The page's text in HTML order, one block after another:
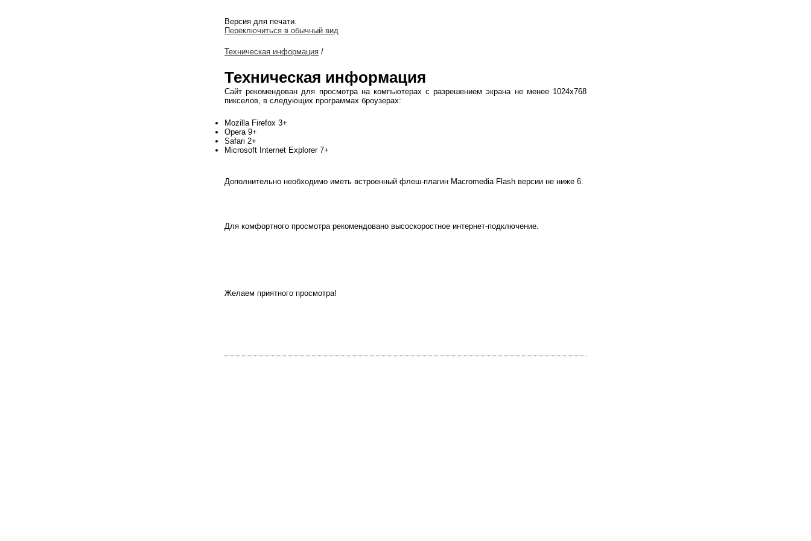
Версия для печати.
Переключиться в обычный вид
Техническая информация /
Техническая информация
Сайт рекомендован для просмотра на компьютерах с разрешением экрана не менее 1024х768
пикселов, в следующих программах броузерах:
Mozilla Firefox 3+
Opera 9+
Safari 2+
Microsoft Internet Explorer 7+
Дополнительно необходимо иметь встроенный флеш-плагин Macromedia Flash версии не ниже 6.
Для комфортного просмотра рекомендовано высоскоростное интернет-подключение.
Желаем приятного просмотра!